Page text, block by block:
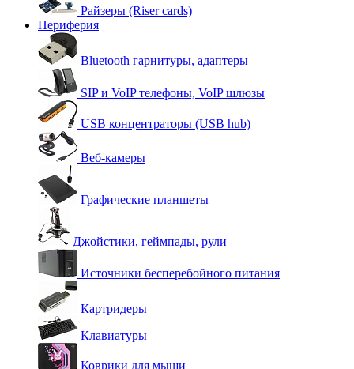
Райзеры (Riser cards)
Периферия
Bluetooth гарнитуры, адаптеры
SIP и VoIP телефоны, VoIP шлюзы
USB концентраторы (USB hub)
Веб-камеры
Графические планшеты
Джойстики, геймпады, рули
Источники бесперебойного питания
Картридеры
Клавиатуры
Коврики для мыши